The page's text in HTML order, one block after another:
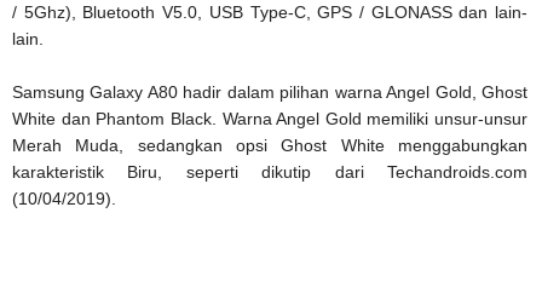
/ 5Ghz), Bluetooth V5.0, USB Type-C, GPS / GLONASS dan lain-
lain.
Samsung Galaxy A80 hadir dalam pilihan warna Angel Gold, Ghost
White dan Phantom Black. Warna Angel Gold memiliki unsur-unsur
Merah Muda, sedangkan opsi Ghost White menggabungkan
karakteristik Biru, seperti dikutip dari Techandroids.com
(10/04/2019).